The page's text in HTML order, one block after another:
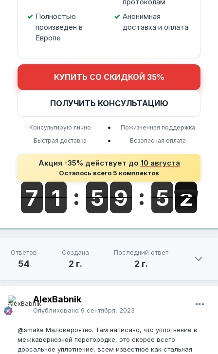
Полностью
произведен в
Европе
Анонимная
доставка и оплата
КУПИТЬ СО СКИДКОЙ 35%
ПОЛУЧИТЬ КОНСУЛЬТАЦИЮ
Консультирую лично •
Пожизненная поддержка
Быстрая доставка
• Безопасная оплата
Акция -35% действует до 10 августа
Осталось всего 5 комплектов
Ответов
54
Создана
2 г.
Последний ответ
2 г.
AlexBabnik
Опубликовано 9 сентября, 2023
@smake Маловероятно. Там написано, что уплотнение в
межкавернозной перегородке, это скорее всего
дорсальное уплотнение, всем известное как стальная